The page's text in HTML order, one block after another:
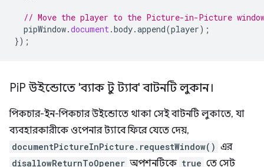
// Move the player to the Picture-in-Picture
pipWindow.document .body.append(player);
});
PiP উইন্ডোতে 'ব্যাক টু ট্যাব' বাটনটি লুকান।
পিকচার-ইন-পিকচার উইন্ডোতে থাকা সেই বাটনটি লুকাতে, যা
ব্যবহারকারীকে ওপেনার ট্যাবে ফিরে যেতে দেয়,
documentPictureInPicture.requestWindow() এর
disallowReturnToOpener অপশনটিকে true তে সেট